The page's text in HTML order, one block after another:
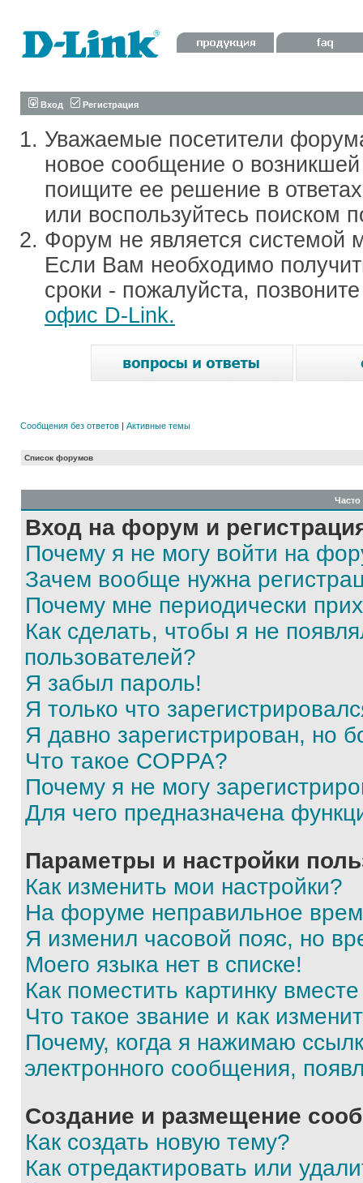
Вход Регистрация
Уважаемые посетители
новое сообщение о
поищите ее решение в
или воспользуйтесь поиском
Форум не является системой
Если Вам необходимо
сроки - пожалуйста,
офис D-Link.
Сообщения без ответов | Активные темы
Список форумов
Вход на форум и
Почему я не могу войти на
Зачем вообще нужна
Почему мне периодически
Как сделать, чтобы я не
пользователей?
Я забыл пароль!
Я только что
Я давно зарегистрирован, но
Что такое COPPA?
Почему я не могу
Для чего предназначена
Параметры и настройки
Как изменить мои настройки?
На форуме неправильное
Я изменил часовой пояс, но
Моего языка нет в списке!
Как поместить картинку
Что такое звание и как
Почему, когда я нажимаю
электронного сообщения,
Создание и размещение
Как создать новую тему?
Как отредактировать или